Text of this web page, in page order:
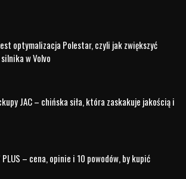
optymalizacja Polestar, czyli jak zwiększyć
w Volvo
JAC – chińska siła, która zaskakuje jakością i
PLUS – cena, opinie i 10 powodów, by kupić